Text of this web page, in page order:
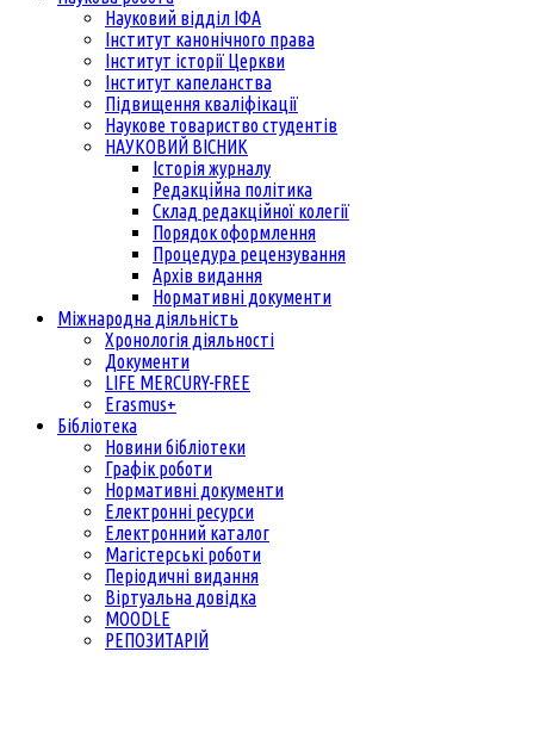
Науковий відділ ІФА
Інститут канонічного права
Інститут історії Церкви
Інститут капеланства
Підвищення кваліфікації
Наукове товариство студентів
НАУКОВИЙ ВІСНИК
Історія журналу
Редакційна політика
Склад редакційної колегії
Порядок оформлення
Процедура рецензування
Архів видання
Нормативні документи
Міжнародна діяльність
Хронологія діяльності
Документи
LIFE MERCURY-FREE
Erasmus+
Бібліотека
Новини бібліотеки
Графік роботи
Нормативні документи
Електронні ресурси
Електронний каталог
Магістерські роботи
Періодичні видання
Віртуальна довідка
MOODLE
РЕПОЗИТАРІЙ